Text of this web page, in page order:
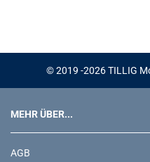
© 2019 -2026 TILLIG
MEHR ÜBER...
AGB